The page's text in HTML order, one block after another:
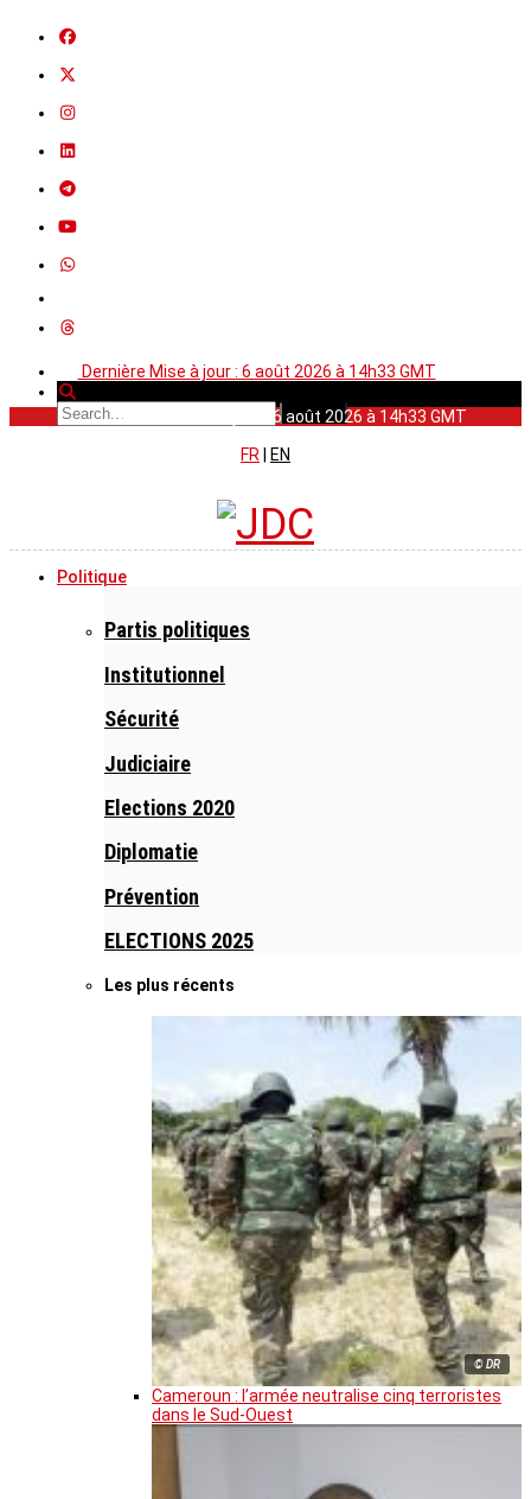
Dernière Mise à jour : 6 août 2026 à 14h33 GMT
Dernière Mise à jour : 6 août 2026 à 14h33 GMT
FR
EN
Politique
Partis politiques
Institutionnel
Sécurité
Judiciaire
Elections 2020
Diplomatie
Prévention
ELECTIONS 2025
Les plus récents
© DR
Cameroun : l’armée neutralise cinq terroristes
dans le Sud-Ouest